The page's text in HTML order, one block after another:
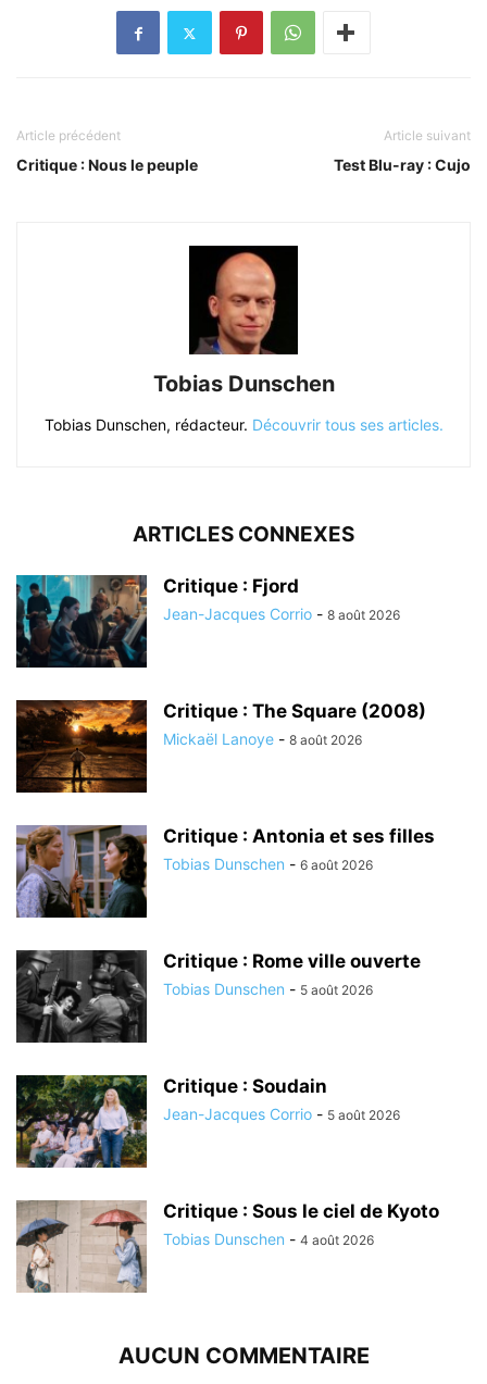
Article précédent
Critique : Nous le peuple
Article suivant
Test Blu-ray : Cujo
Tobias Dunschen
Tobias Dunschen, rédacteur. Découvrir tous ses articles.
ARTICLES CONNEXES
Critique : Fjord
Jean-Jacques Corrio - 8 août 2026
Critique : The Square (2008)
Mickaël Lanoye - 8 août 2026
Critique : Antonia et ses filles
Tobias Dunschen - 6 août 2026
Critique : Rome ville ouverte
Tobias Dunschen - 5 août 2026
Critique : Soudain
Jean-Jacques Corrio - 5 août 2026
Critique : Sous le ciel de Kyoto
Tobias Dunschen - 4 août 2026
AUCUN COMMENTAIRE